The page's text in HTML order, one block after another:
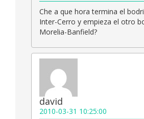
Che a que hora termina el
Inter-Cerro y empieza el otro
Morelia-Banfield?
david
2010-03-31 10:25:00